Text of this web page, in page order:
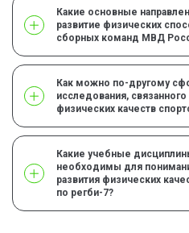
Какие основные
развитие физических
сборных команд МВД
Как можно по-другому
исследования,
физических качеств
Какие учебные
необходимы для
развития физических
по регби-7?